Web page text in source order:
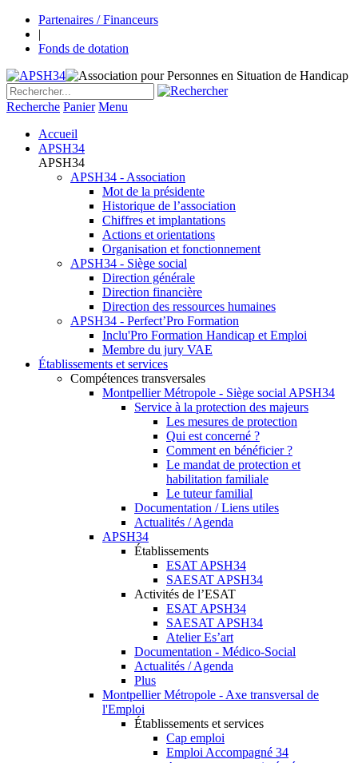
Partenaires / Financeurs
|
Fonds de dotation
Recherche Panier Menu
Accueil
APSH34
APSH34
APSH34 - Association
Mot de la présidente
Historique de l’association
Chiffres et implantations
Actions et orientations
Organisation et fonctionnement
APSH34 - Siège social
Direction générale
Direction financière
Direction des ressources humaines
APSH34 - Perfect’Pro Formation
Inclu'Pro Formation Handicap et Emploi
Membre du jury VAE
Établissements et services
Compétences transversales
Montpellier Métropole - Siège social APSH34
Service à la protection des majeurs
Les mesures de protection
Qui est concerné ?
Comment en bénéficier ?
Le mandat de protection et
habilitation familiale
Le tuteur familial
Documentation / Liens utiles
Actualités / Agenda
APSH34
Établissements
ESAT APSH34
SAESAT APSH34
Activités de l’ESAT
ESAT APSH34
SAESAT APSH34
Atelier Es’art
Documentation - Médico-Social
Actualités / Agenda
Plus
Montpellier Métropole - Axe transversal de
l'Emploi
Établissements et services
Cap emploi
Emploi Accompagné 34